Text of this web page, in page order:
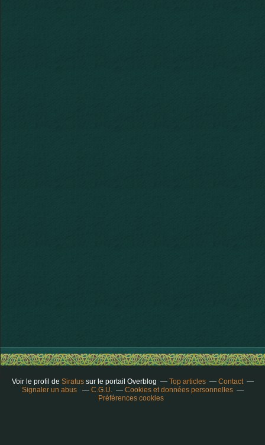
Voir le profil de Siratussur le portail Overblog Top articles
Contact
Signaler un abus
C.G.U.
Cookies et données personnelles
Préférences cookies